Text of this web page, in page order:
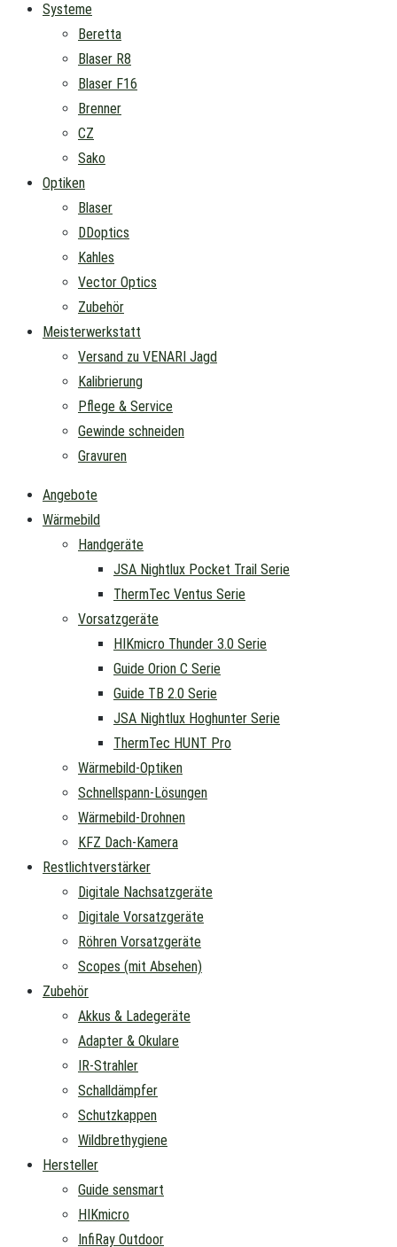
Systeme
Beretta
Blaser R8
Blaser F16
Brenner
CZ
Sako
Optiken
Blaser
DDoptics
Kahles
Vector Optics
Zubehör
Meisterwerkstatt
Versand zu VENARI Jagd
Kalibrierung
Pflege & Service
Gewinde schneiden
Gravuren
Angebote
Wärmebild
Handgeräte
JSA Nightlux Pocket Trail Serie
ThermTec Ventus Serie
Vorsatzgeräte
HIKmicro Thunder 3.0 Serie
Guide Orion C Serie
Guide TB 2.0 Serie
JSA Nightlux Hoghunter Serie
ThermTec HUNT Pro
Wärmebild-Optiken
Schnellspann-Lösungen
Wärmebild-Drohnen
KFZ Dach-Kamera
Restlichtverstärker
Digitale Nachsatzgeräte
Digitale Vorsatzgeräte
Röhren Vorsatzgeräte
Scopes (mit Absehen)
Zubehör
Akkus & Ladegeräte
Adapter & Okulare
IR-Strahler
Schalldämpfer
Schutzkappen
Wildbrethygiene
Hersteller
Guide sensmart
HIKmicro
InfiRay Outdoor